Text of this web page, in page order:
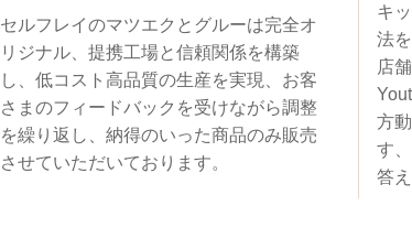
セルフレイのマツエクとグルーは完全オ
リジナル、提携工場と信頼関係を構築
し、低コスト高品質の生産を実現、お客
さまのフィードバックを受けながら調整
を繰り返し、納得のいった商品のみ販売
させていただいております。
キ
法
店
方
す
答